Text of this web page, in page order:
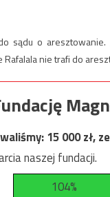
sądu o aresztowanie.
nie trafi do
15 000zł,
naszej fundacji.
104%